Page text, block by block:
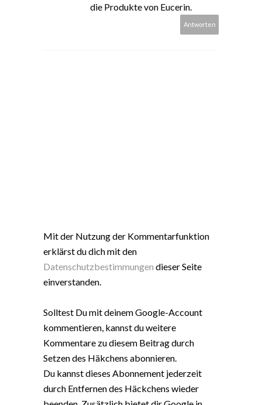
die Produkte von Eucerin.
Antworten
Mit der Nutzung der Kommentarfunktion
erklärst du dich mit den
Datenschutzbestimmungen dieser Seite
einverstanden.
Solltest Du mit deinem Google-Account
kommentieren, kannst du weitere
Kommentare zu diesem Beitrag durch
Setzen des Häkchens abonnieren.
Du kannst dieses Abonnement jederzeit
durch Entfernen des Häckchens wieder